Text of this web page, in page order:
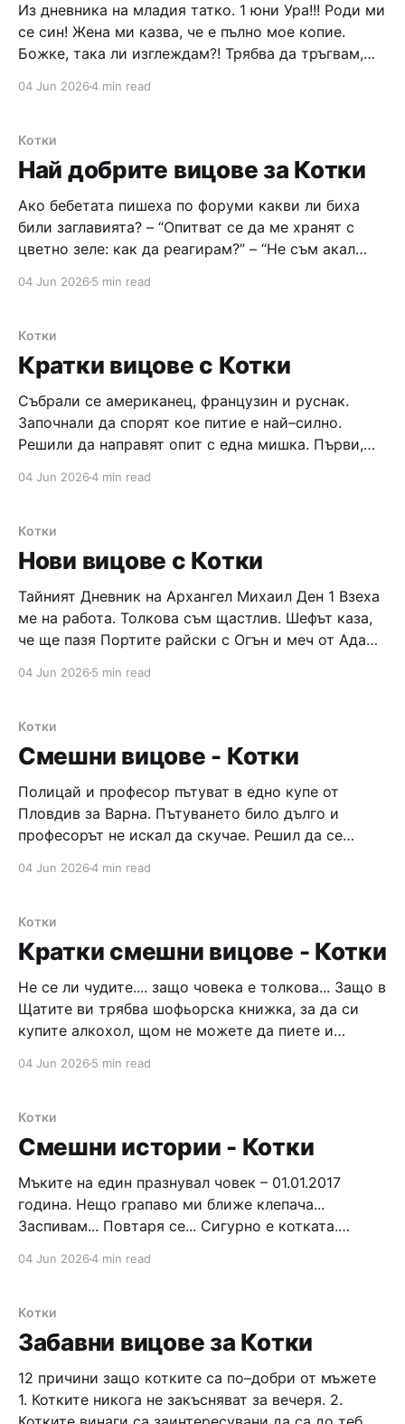
Из дневника на младия татко. 1 юни Ура!!! Роди ми
се син! Жена ми казва, че е пълно мое копие.
Божке, така ли изглеждам?! Трябва да тръгвам,
04 Jun 20264 min read
Котки
Най добрите вицове за Котки
Ако бебетата пишеха по форуми какви ли биха
били заглавията? – “Опитват се да ме хранят с
цветно зеле: как да реагирам?” – “Не съм акал
04 Jun 2026 5 min read
Котки
Кратки вицове с Котки
Събрали се американец, французин и руснак.
Започнали да спорят кое питие е най–силно.
Решили да направят опит с една мишка. Първи,
след 3 минути тя заспала. Дошъл
04 Jun 20264 min read
Котки
Нови вицове с Котки
Тайният Дневник на Архангел Михаил Ден 1 Взеха
ме на работа. Толкова съм щастлив. Шефът каза,
че ще пазя Портите райски с Огън и меч от Адам,
дадоха само
04 Jun 2026 5 min read
Котки
Смешни вицове - Котки
Полицай и професор пътуват в едно купе от
Пловдив за Варна. Пътуването било дълго и
професорът не искал да скучае. Решил да се
да ми отговориш, ще
04 Jun 20264 min read
Котки
Кратки смешни вицове - Котки
Не се ли чудите.... защо човека е толкова... Защо в
Щатите ви трябва шофьорска книжка, за да си
купите алкохол, щом не можете да пиете и
щом пушенето там е
04 Jun 2026 5 min read
Котки
Смешни истории - Котки
Мъките на един празнувал човек – 01.01.2017
година. Нещо грапаво ми ближе клепача...
Заспивам... Повтаря се... Сигурно е котката.
умирам. Никога повече алкохол! След третото
усилие
04 Jun 20264 min read
Котки
Забавни вицове за Котки
12 причини защо котките са по–добри от мъжете
1. Котките никога не закъсняват за вечеря. 2.